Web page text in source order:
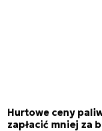
Hurtowe ceny
zapłacić mniej za